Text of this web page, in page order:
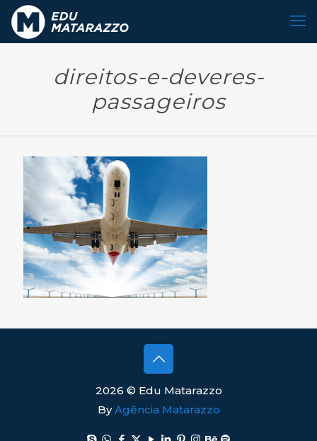
direitos-e-deveres-
passageiros
2026 © Edu Matarazzo
ByAgência Matarazzo